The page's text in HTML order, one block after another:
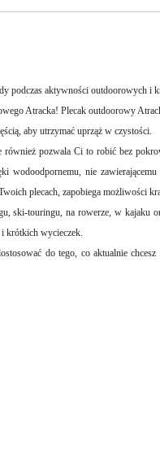
podczas aktywności outdoorowych i
Atracka! Plecak outdoorowy
aby utrzymać uprząż w czystości.
pozwala Ci to robić bez
wodoodpornemu, nie
plecach, zapobiega możliwości
ski-touringu, na rowerze, w
i krótkich wycieczek.
do tego, co aktualnie